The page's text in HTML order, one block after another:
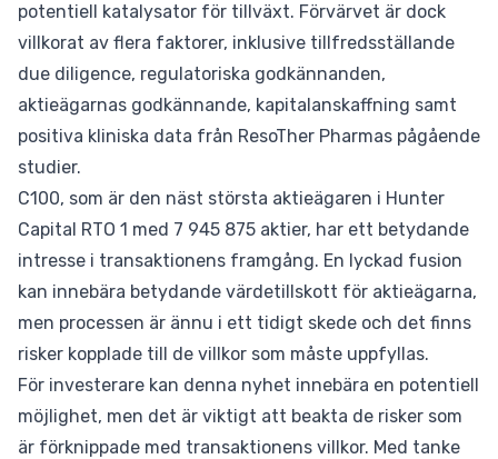
potentiell katalysator för tillväxt. Förvärvet är dock
villkorat av flera faktorer, inklusive tillfredsställande
due diligence, regulatoriska godkännanden,
aktieägarnas godkännande, kapitalanskaffning samt
positiva kliniska data från ResoTher Pharmas pågående
studier.
C100, som är den näst största aktieägaren i Hunter
Capital RTO 1 med 7 945 875 aktier, har ett betydande
intresse i transaktionens framgång. En lyckad fusion
kan innebära betydande värdetillskott för aktieägarna,
men processen är ännu i ett tidigt skede och det finns
risker kopplade till de villkor som måste uppfyllas.
För investerare kan denna nyhet innebära en potentiell
möjlighet, men det är viktigt att beakta de risker som
är förknippade med transaktionens villkor. Med tanke